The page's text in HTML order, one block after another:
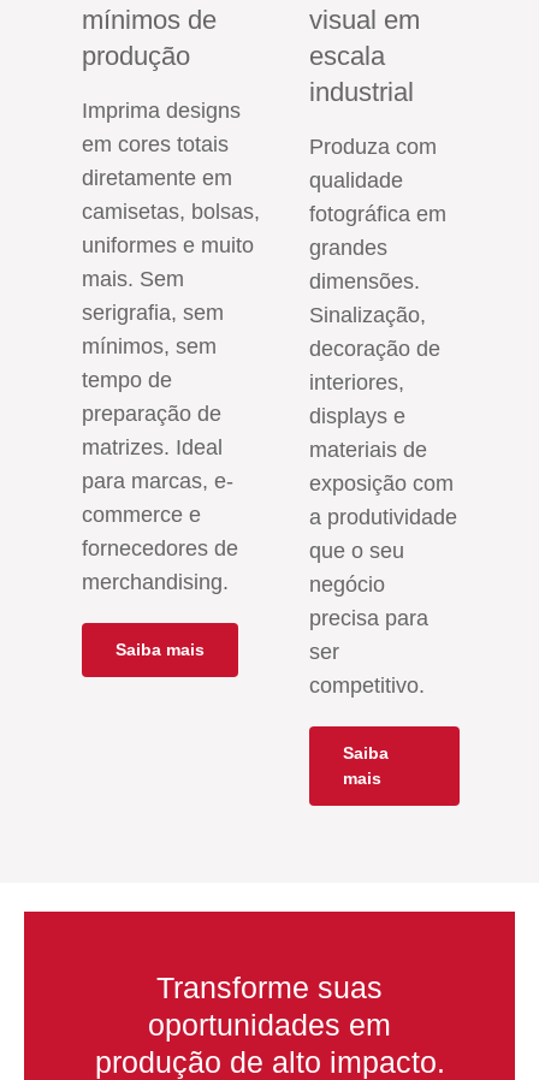
mínimos de
produção
Imprima designs
em cores totais
diretamente em
camisetas, bolsas,
uniformes e muito
mais. Sem
serigrafia, sem
mínimos, sem
tempo de
preparação de
matrizes. Ideal
para marcas, e-
commerce e
fornecedores de
merchandising.
Saiba mais
visual em
escala
industrial
Produza com
qualidade
fotográfica em
grandes
dimensões.
Sinalização,
decoração de
interiores,
displays e
materiais de
exposição com
a produtividade
que o seu
negócio
precisa para
ser
competitivo.
Saiba
mais
Transforme suas
oportunidades em
produção de alto impacto.